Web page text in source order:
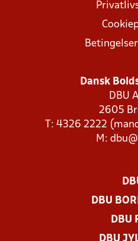
Dansk
DBU
2605
T: 4326 2222
M:
DBU
DBU